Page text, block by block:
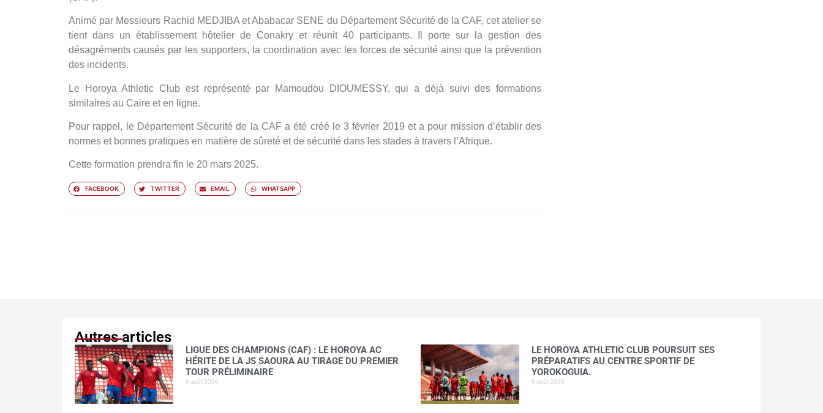
Animé par Messieurs Rachid MEDJIBA et Ababacar SENE du Département Sécurité de la CAF, cet atelier se
tient dans un établissement hôtelier de Conakry et réunit 40 participants. Il porte sur la gestion des
désagréments causés par les supporters, la coordination avec les forces de sécurité ainsi que la prévention
des incidents.
Le Horoya Athletic Club est représenté par Mamoudou DIOUMESSY, qui a déjà suivi des formations
similaires au Caire et en ligne.
Pour rappel, le Département Sécurité de la CAF a été créé le 3 février 2019 et a pour mission d’établir des
normes et bonnes pratiques en matière de sûreté et de sécurité dans les stades à travers l’Afrique.
Cette formation prendra fin le 20 mars 2025.
FACEBOOK TWITTER EMAIL WHATSAPP
Autres articles
LIGUE DES CHAMPIONS (CAF) : LE HOROYA AC
HÉRITE DE LA JS SAOURA AU TIRAGE DU PREMIER
TOUR PRÉLIMINAIRE
6 août 2026
LE HOROYA ATHLETIC CLUB POURSUIT SES
PRÉPARATIFS AU CENTRE SPORTIF DE
YOROKOGUIA.
6 août 2026